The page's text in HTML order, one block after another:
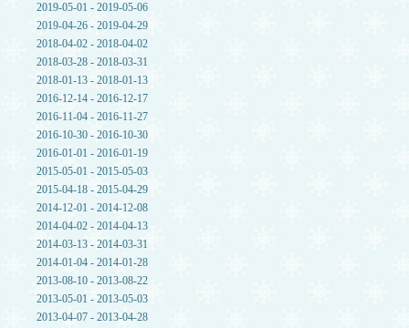
2019-05-01 - 2019-05-06
2019-04-26 - 2019-04-29
2018-04-02 - 2018-04-02
2018-03-28 - 2018-03-31
2018-01-13 - 2018-01-13
2016-12-14 - 2016-12-17
2016-11-04 - 2016-11-27
2016-10-30 - 2016-10-30
2016-01-01 - 2016-01-19
2015-05-01 - 2015-05-03
2015-04-18 - 2015-04-29
2014-12-01 - 2014-12-08
2014-04-02 - 2014-04-13
2014-03-13 - 2014-03-31
2014-01-04 - 2014-01-28
2013-08-10 - 2013-08-22
2013-05-01 - 2013-05-03
2013-04-07 - 2013-04-28